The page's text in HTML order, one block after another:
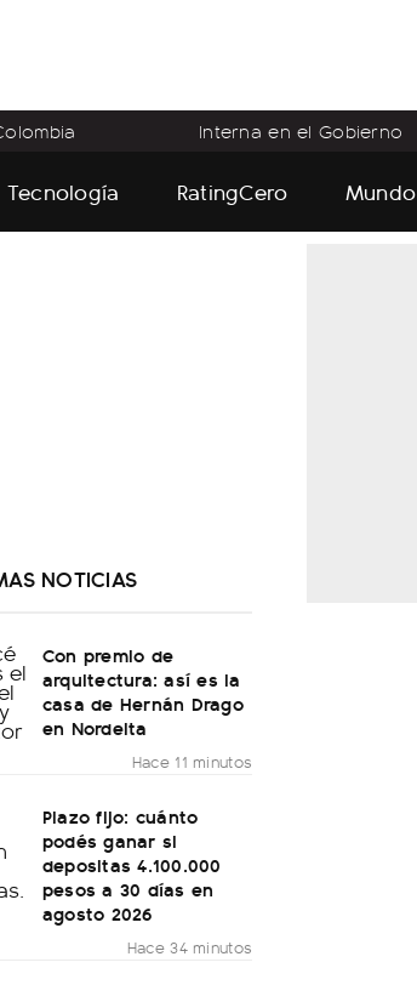
Interna en el Gobierno
Tecnología RatingCero Mundo
NOTICIAS
Con premio de
arquitectura: así es la
casa de Hernán Drago
en Nordelta
Hace 11 minutos
Plazo fijo: cuánto
podés ganar si
depositas 4.100.000
pesos a 30 días en
agosto 2026
Hace 34 minutos